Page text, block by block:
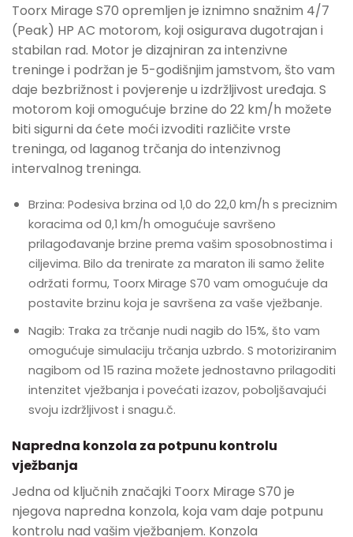
Toorx Mirage S70 opremljen je iznimno snažnim 4/7
(Peak) HP AC motorom, koji osigurava dugotrajan i
stabilan rad. Motor je dizajniran za intenzivne
treninge i podržan je 5-godišnjim jamstvom, što vam
daje bezbrižnost i povjerenje u izdržljivost uređaja. S
motorom koji omogućuje brzine do 22 km/h možete
biti sigurni da ćete moći izvoditi različite vrste
treninga, od laganog trčanja do intenzivnog
intervalnog treninga.
Brzina: Podesiva brzina od 1,0 do 22,0 km/h s preciznim
koracima od 0,1 km/h omogućuje savršeno
prilagođavanje brzine prema vašim sposobnostima i
ciljevima. Bilo da trenirate za maraton ili samo želite
održati formu, Toorx Mirage S70 vam omogućuje da
postavite brzinu koja je savršena za vaše vježbanje.
Nagib: Traka za trčanje nudi nagib do 15%, što vam
omogućuje simulaciju trčanja uzbrdo. S motoriziranim
nagibom od 15 razina možete jednostavno prilagoditi
intenzitet vježbanja i povećati izazov, poboljšavajući
svoju izdržljivost i snagu.č.
Napredna konzola za potpunu kontrolu
vježbanja
Jedna od ključnih značajki Toorx Mirage S70 je
njegova napredna konzola, koja vam daje potpunu
kontrolu nad vašim vježbanjem. Konzola